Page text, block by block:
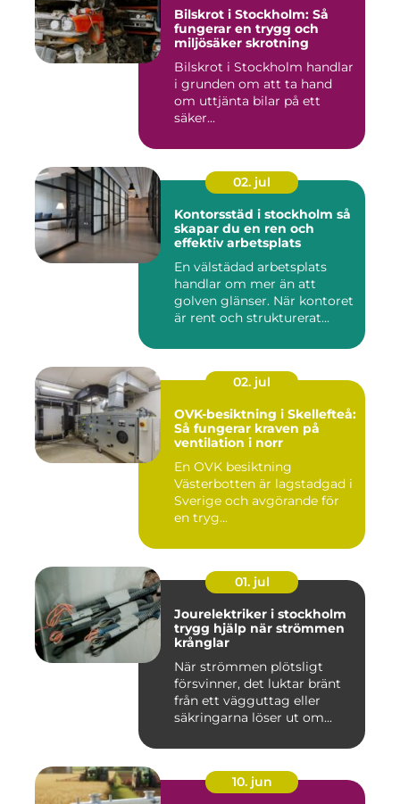
Bilskrot i Stockholm: Så
fungerar en trygg och
miljösäker skrotning
Bilskrot i Stockholm handlar
i grunden om att ta hand
om uttjänta bilar på ett
säker...
02. jul
Kontorsstäd i stockholm så
skapar du en ren och
effektiv arbetsplats
En välstädad arbetsplats
handlar om mer än att
golven glänser. När kontoret
är rent och strukturerat...
02. jul
OVK-besiktning i Skellefteå:
Så fungerar kraven på
ventilation i norr
En OVK besiktning
Västerbotten är lagstadgad i
Sverige och avgörande för
en tryg...
01. jul
Jourelektriker i stockholm
trygg hjälp när strömmen
krånglar
När strömmen plötsligt
försvinner, det luktar bränt
från ett vägguttag eller
säkringarna löser ut om...
10. jun